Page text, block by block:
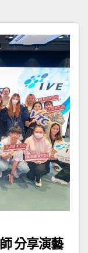
分享演藝